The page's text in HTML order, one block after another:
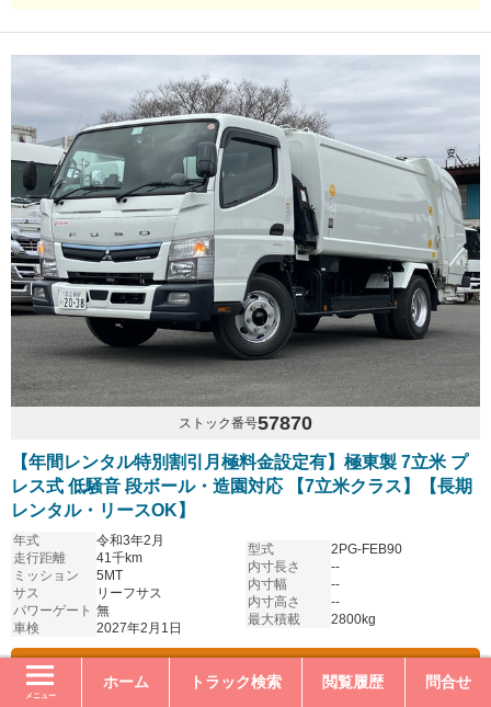
メニュー
ホーム トラック検索 閲覧履歴 問合せ
ストック番号57870
【年間レンタル特別割引月極料金設定有】極東製 7立米 プ
レス式 低騒音 段ボール・造園対応 【7立米クラス】【長期
レンタル・リースOK】
年式
令和3年2月
走行距離
41千km
ミッション
5MT
サス
リーフサス
パワーゲート 無
車検
2027年2月1日
型式
2PG-FEB90
内寸長さ
--
内寸幅
--
内寸高さ
--
最大積載
2800kg
レンタル 日額33,000円